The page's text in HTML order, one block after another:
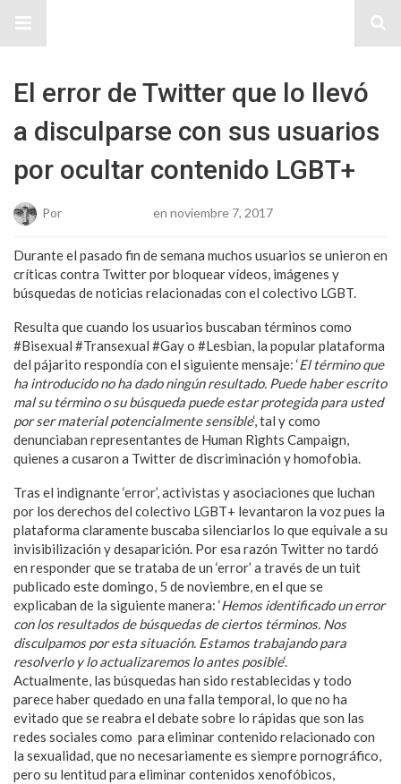
El error de Twitter que lo llevó
a disculparse con sus usuarios
por ocultar contenido LGBT+
Por en noviembre 7, 2017
Durante el pasado fin de semana muchos usuarios se unieron en
críticas contra Twitter por bloquear vídeos, imágenes y
búsquedas de noticias relacionadas con el colectivo LGBT.
Resulta que cuando los usuarios buscaban términos como
#Bisexual #Transexual #Gay o #Lesbian, la popular plataforma
del pájarito respondía con el siguiente mensaje: ‘El término que
ha introducido no ha dado ningún resultado. Puede haber escrito
mal su término o su búsqueda puede estar protegida para usted
por ser material potencialmente sensible‘, tal y como
denunciaban representantes de Human Rights Campaign,
quienes a cusaron a Twitter de discriminación y homofobia.
Tras el indignante ‘error’, activistas y asociaciones que luchan
por los derechos del colectivo LGBT+ levantaron la voz pues la
plataforma claramente buscaba silenciarlos lo que equivale a su
invisibilización y desaparición. Por esa razón Twitter no tardó
en responder que se trataba de un ‘error’ a través de un tuit
publicado este domingo, 5 de noviembre, en el que se
explicaban de la siguiente manera: ‘Hemos identificado un error
con los resultados de búsquedas de ciertos términos. Nos
disculpamos por esta situación. Estamos trabajando para
resolverlo y lo actualizaremos lo antes posible‘.
Actualmente, las búsquedas han sido restablecidas y todo
parece haber quedado en una falla temporal, lo que no ha
evitado que se reabra el debate sobre lo rápidas que son las
redes sociales como para eliminar contenido relacionado con
la sexualidad, que no necesariamente es siempre pornográfico,
pero su lentitud para eliminar contenidos xenofóbicos,